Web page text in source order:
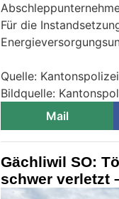
Für die
Quelle:
Bildquelle:
Mail
Gächliwil SO:
schwer verletzt